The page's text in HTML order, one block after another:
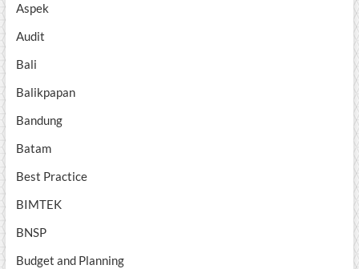
Aspek
Audit
Bali
Balikpapan
Bandung
Batam
Best Practice
BIMTEK
BNSP
Budget and Planning